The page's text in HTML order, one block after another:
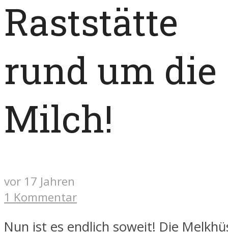
Raststätte
rund um die
Milch!
vor 17 Jahren
1 Kommentar
Nun ist es endlich soweit! Die